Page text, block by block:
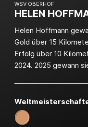
WSV OBERHOF
HELEN
Helen Hoffmann
Gold über 15
Erfolg über 10
2024. 2025 gewann